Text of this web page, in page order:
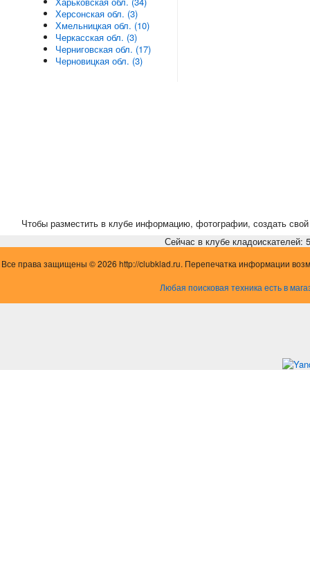
Херсонская обл. (3)
Хмельницкая обл. (10)
Черкасская обл. (3)
Черниговская обл. (17)
Черновицкая обл. (3)
Чтобы разместить в клубе информацию, фотографии, создать свой
Сейчас в клубе кладоискателей:
Все права защищены © 2026 http://clubklad.ru. Перепечатка информации
Любая поисковая техника есть в